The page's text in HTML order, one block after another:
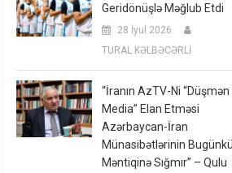
Geridönüşlə Məğlub Etdi
28 İyul 2026
TURAL KƏLBƏCƏRLİ
“İranın AzTV-Ni “düşmən
Media” Elan Etməsi
Azərbaycan-İran
Münasibətlərinin Bugünkü
Məntiqinə Sığmır” – Qulu